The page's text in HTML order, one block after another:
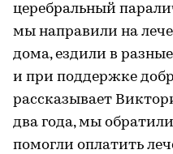
церебральный
мы направили на
дома, ездили в
и при поддержке
рассказывает
два года, мы
помогли оплатить